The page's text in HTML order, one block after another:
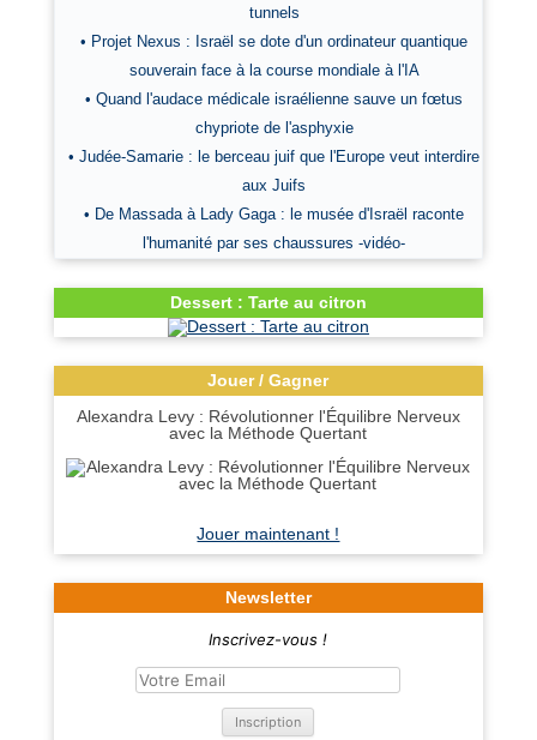
tunnels
• Projet Nexus : Israël se dote d'un ordinateur quantique
souverain face à la course mondiale à l'IA
• Quand l'audace médicale israélienne sauve un fœtus
chypriote de l'asphyxie
• Judée-Samarie : le berceau juif que l'Europe veut interdire
aux Juifs
• De Massada à Lady Gaga : le musée d'Israël raconte
l'humanité par ses chaussures -vidéo-
Dessert : Tarte au citron
Jouer / Gagner
Alexandra Levy : Révolutionner l'Équilibre Nerveux
avec la Méthode Quertant
Jouer maintenant !
Newsletter
Inscrivez-vous !